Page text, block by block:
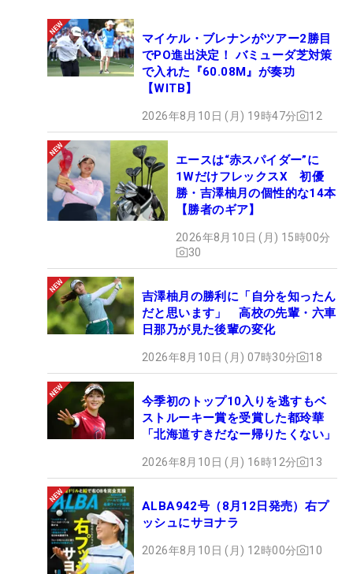
マイケル・ブレナンがツアー2勝目
でPO進出決定！ バミューダ芝対策
で入れた『60.08M』が奏功
【WITB】
2026年8月10日 (月) 19時47分 12
エースは“赤スパイダー”に
1WだけフレックスX 初優
勝・吉澤柚月の個性的な14本
【勝者のギア】
2026年8月10日 (月) 15時00分
30
吉澤柚月の勝利に「自分を知ったん
だと思います」 高校の先輩・六車
日那乃が見た後輩の変化
2026年8月10日 (月) 07時30分 18
今季初のトップ10入りを逃すもベ
ストルーキー賞を受賞した都玲華
「北海道すきだなー帰りたくない」
2026年8月10日 (月) 16時12分 13
ALBA942号（8月12日発売）右プ
ッシュにサヨナラ
2026年8月10日 (月) 12時00分 10